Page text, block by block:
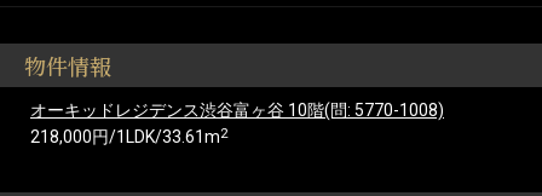
物件情報
オーキッドレジデンス渋谷富ヶ谷 10階(問: 5770-1008)
218,000円/1LDK/33.61m2